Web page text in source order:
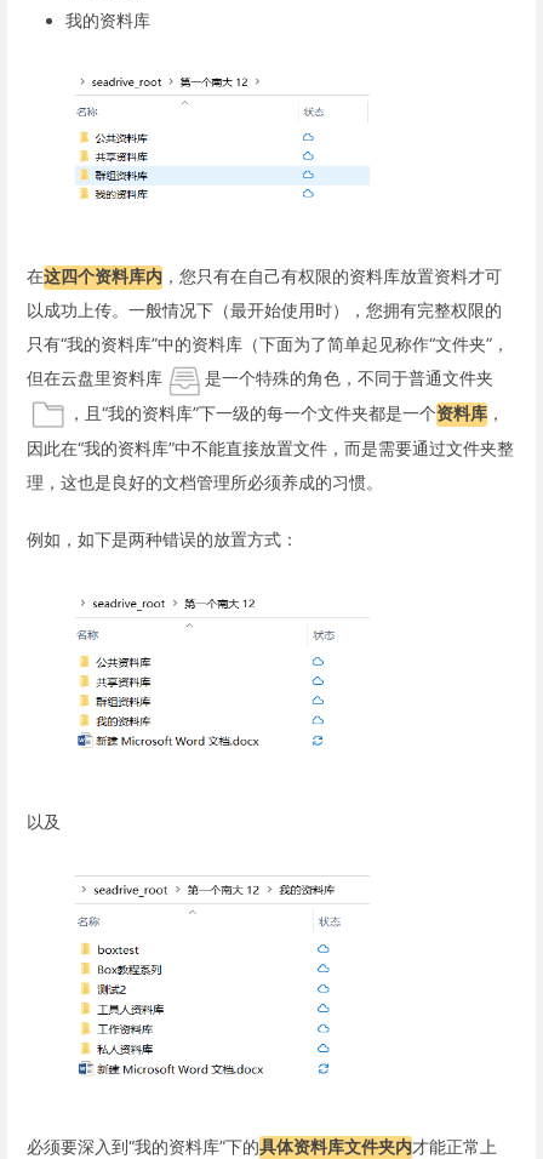
我的资料库
在这四个资料库内 ，您只有在自己有权限的资料库放置资料才可
以成功上传。一般情况下（最开始使用时），您拥有完整权限的
只有“我的资料库”中的资料库（下面为了简单起见称作“文件夹”，
但在云盘里资料库
是一个特殊的角色，不同于普通文件夹
，且“我的资料库”下一级的每一个文件夹都是一个资料库 ，
因此在“我的资料库”中不能直接放置文件，而是需要通过文件夹整
理，这也是良好的文档管理所必须养成的习惯。
例如，如下是两种错误的放置方式：
以及
必须要深入到“我的资料库”下的具体资料库文件夹内才能正常上